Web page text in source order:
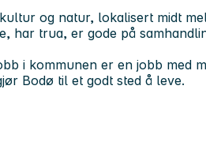
og natur, lokalisert midt
har trua, er gode på
i kommunen er en jobb med
Bodø til et godt sted å leve.